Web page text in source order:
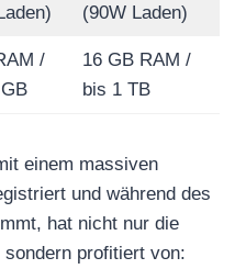
(90W Laden)
/
16 GB RAM /
bis 1 TB
einem massiven
und während des
hat nicht nur die
profitiert von: